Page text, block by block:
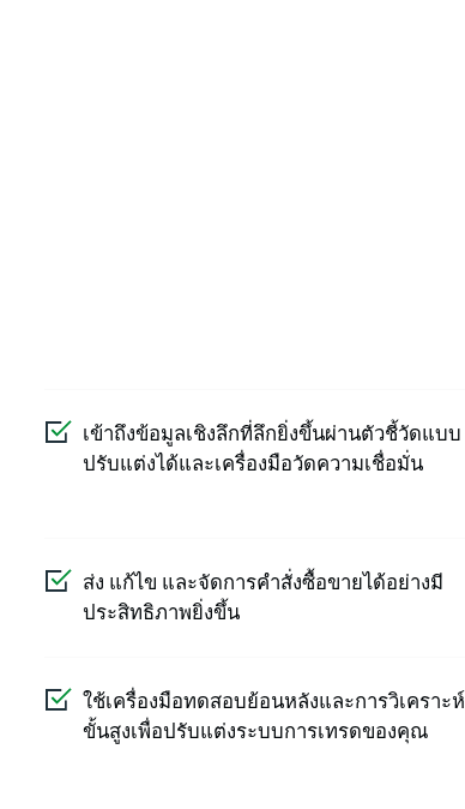
เข้าถึงข้อมูลเชิงลึกที่ลึกยิ่งขึ้นผ่านตัวชี้วัดแบบ
ปรับแต่งได้และเครื่องมือวัดความเชื่อมั่น
ส่ง แก้ไข และจัดการคำสั่งซื้อขายได้อย่างมี
ประสิทธิภาพยิ่งขึ้น
ใช้เครื่องมือทดสอบย้อนหลังและการวิเคราะห์
ขั้นสูงเพื่อปรับแต่งระบบการเทรดของคุณ